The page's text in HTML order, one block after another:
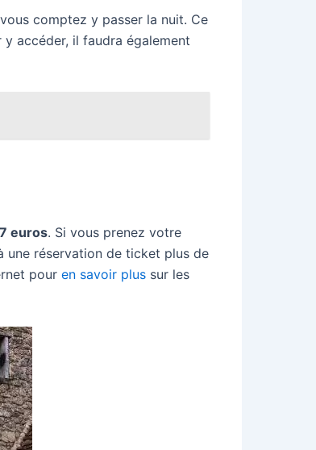
comptez y passer la nuit. Ce
y accéder, il faudra également
euros. Si vous prenez votre
une réservation de ticket plus de
pour en savoir plus sur les